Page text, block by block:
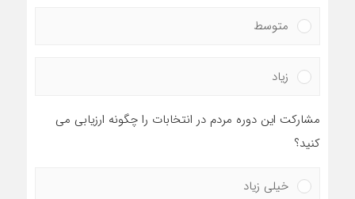
متوسط
زیاد
مشارکت این دوره مردم در انتخابات را چگونه ارزیابی می
کنید؟
خیلی زیاد